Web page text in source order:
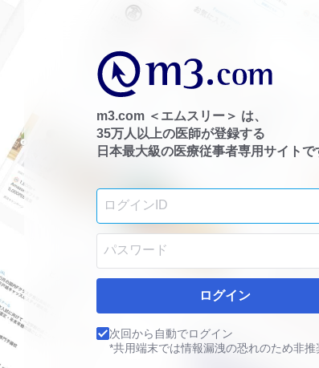
m3.com ＜エムスリー＞ は、
35万人以上の医師が登録する
日本最大級の医療従事者専用サイトで
ログイン
次回から自動でログイン
*共用端末では情報漏洩の恐れのため非推